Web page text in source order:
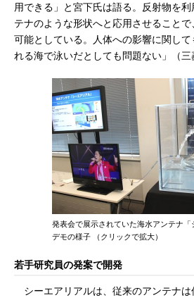
用できる」と宮下氏は語る。反射物を
テナのような形状へと応用させること
可能としている。人体への影響に関し
れる海で泳いだとしても問題ない」（三
発表会で展示されていた海水アンテナ
デモの様子 （クリックで拡大）
若手研究員の発案で開発
シーエアリアルは、従来のアンテナは